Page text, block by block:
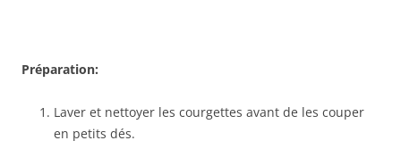
Préparation:
Laver et nettoyer les courgettes avant de les couper
en petits dés.